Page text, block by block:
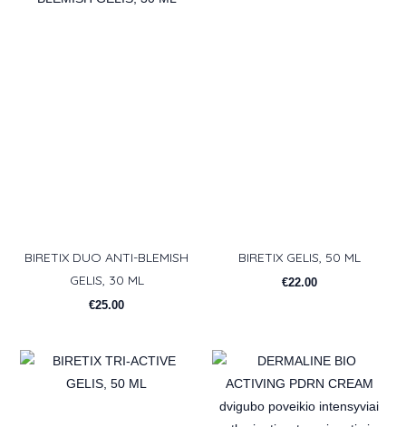
BIRETIX DUO ANTI-BLEMISH
GELIS, 30 ML
€25.00
BIRETIX GELIS, 50 ML
€22.00